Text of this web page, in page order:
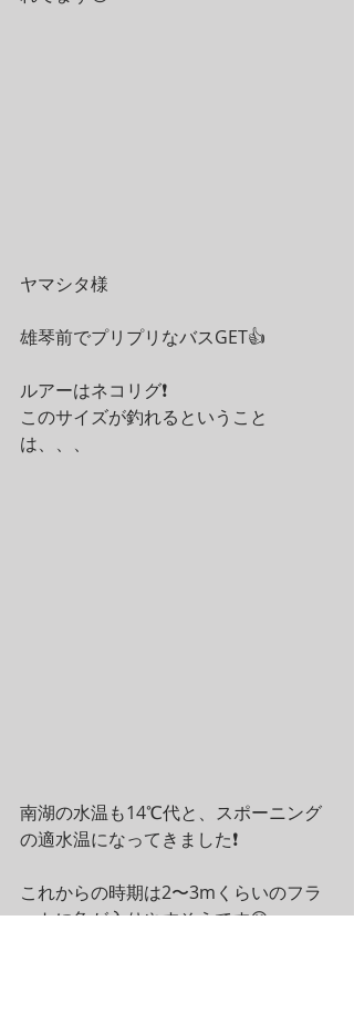
ヤマシタ様
雄琴前でプリプリなバスGET👍️
ルアーはネコリグ❗️
このサイズが釣れるということ
は、、、
南湖の水温も14℃代と、スポーニング
の適水温になってきました❗️
これからの時期は2〜3mくらいのフラ
ットに魚が入りやすそうです😁